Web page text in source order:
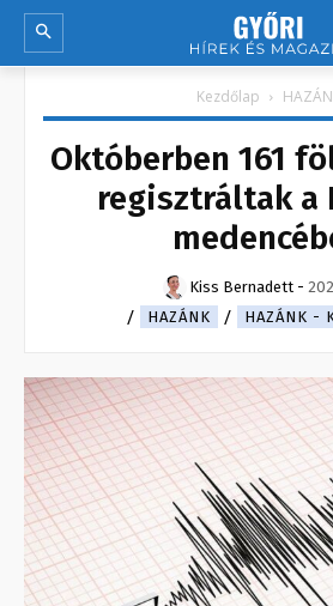
Kezdőlap
Októberben 161
regisztráltak a
Kiss Bernadett -
HAZÁNK
HAZÁNK -